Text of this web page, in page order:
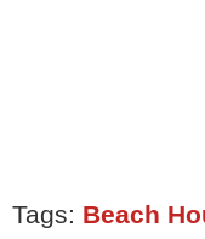
Tags: Beach